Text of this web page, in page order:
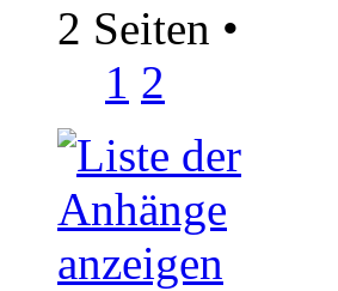
2 Seiten •
1 2